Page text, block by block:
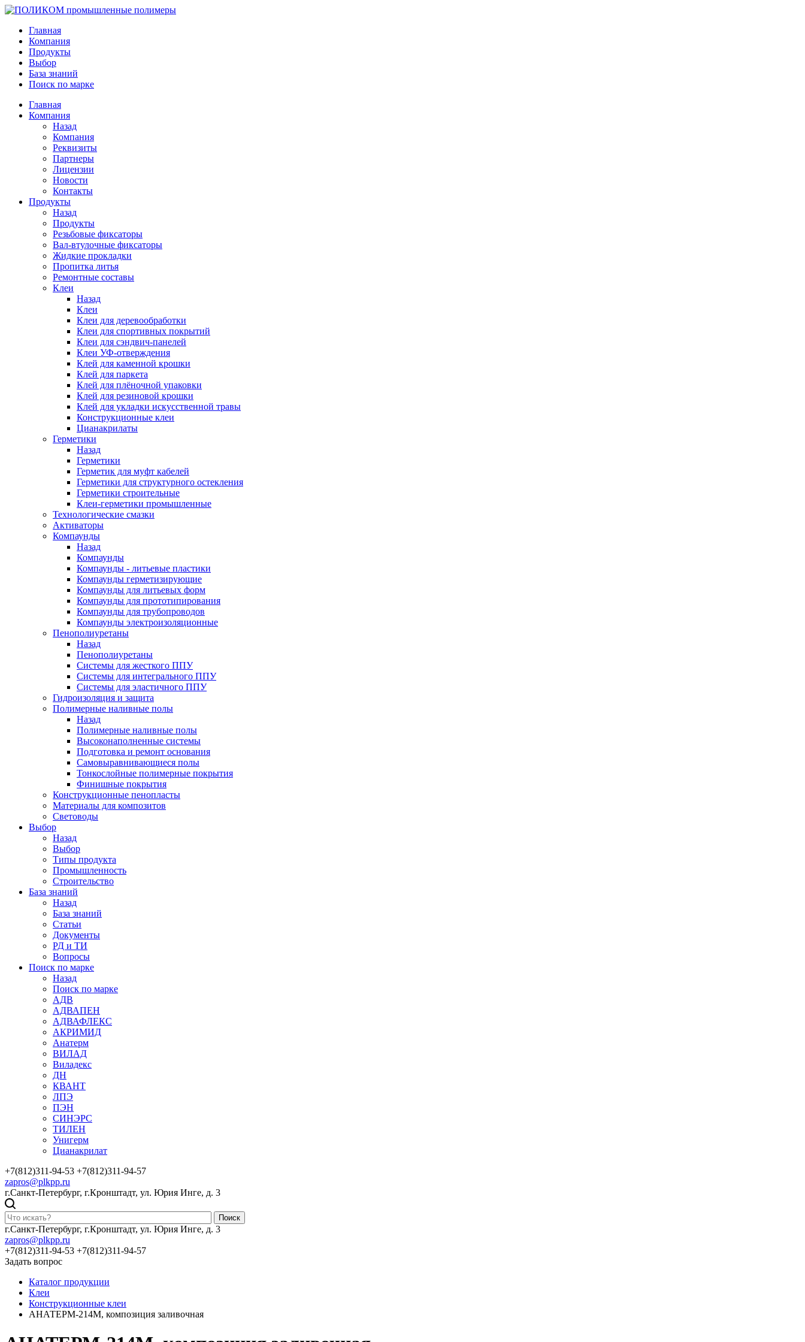
Главная
Компания
Продукты
Выбор
База знаний
Поиск по марке
Главная
Компания
Назад
Компания
Реквизиты
Партнеры
Лицензии
Новости
Контакты
Продукты
Назад
Продукты
Резьбовые фиксаторы
Вал-втулочные фиксаторы
Жидкие прокладки
Пропитка литья
Ремонтные составы
Клеи
Назад
Клеи
Клеи для деревообработки
Клеи для спортивных покрытий
Клеи для сэндвич-панелей
Клеи УФ-отверждения
Клей для каменной крошки
Клей для паркета
Клей для плёночной упаковки
Клей для резиновой крошки
Клей для укладки искусственной травы
Конструкционные клеи
Цианакрилаты
Герметики
Назад
Герметики
Герметик для муфт кабелей
Герметики для структурного остекления
Герметики строительные
Клеи-герметики промышленные
Технологические смазки
Активаторы
Компаунды
Назад
Компаунды
Компаунды - литьевые пластики
Компаунды герметизирующие
Компаунды для литьевых форм
Компаунды для прототипирования
Компаунды для трубопроводов
Компаунды электроизоляционные
Пенополиуретаны
Назад
Пенополиуретаны
Системы для жесткого ППУ
Системы для интегрального ППУ
Системы для эластичного ППУ
Гидроизоляция и защита
Полимерные наливные полы
Назад
Полимерные наливные полы
Высоконаполненные системы
Подготовка и ремонт основания
Самовыравнивающиеся полы
Тонкослойные полимерные покрытия
Финишные покрытия
Конструкционные пенопласты
Материалы для композитов
Световоды
Выбор
Назад
Выбор
Типы продукта
Промышленность
Строительство
База знаний
Назад
База знаний
Статьи
Документы
РД и ТИ
Вопросы
Поиск по марке
Назад
Поиск по марке
АДВ
АДВАПЕН
АДВАФЛЕКС
АКРИМИД
Анатерм
ВИЛАД
Виладекс
ДН
КВАНТ
ЛПЭ
ПЭН
СИНЭРС
ТИЛЕН
Унигерм
Цианакрилат
+7(812)311-94-53 +7(812)311-94-57
zapros@plkpp.ru
г.Санкт-Петербург, г.Кронштадт, ул. Юрия Инге, д. 3
Поиск
г.Санкт-Петербург, г.Кронштадт, ул. Юрия Инге, д. 3
zapros@plkpp.ru
+7(812)311-94-53 +7(812)311-94-57
Задать вопрос
Каталог продукции
Клеи
Конструкционные клеи
АНАТЕРМ-214М, композиция заливочная